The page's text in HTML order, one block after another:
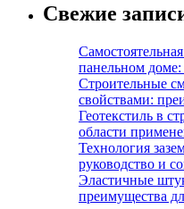
Свежие
панельном
Строительные
свойствами:
Геотекстиль в
области
Технология
руководство и
Эластичные
преимущества